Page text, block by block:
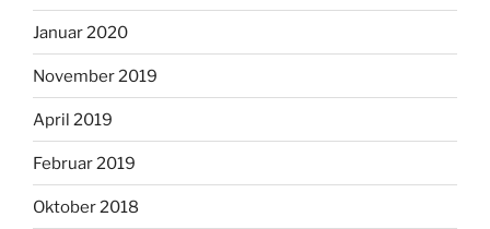
Januar 2020
November 2019
April 2019
Februar 2019
Oktober 2018